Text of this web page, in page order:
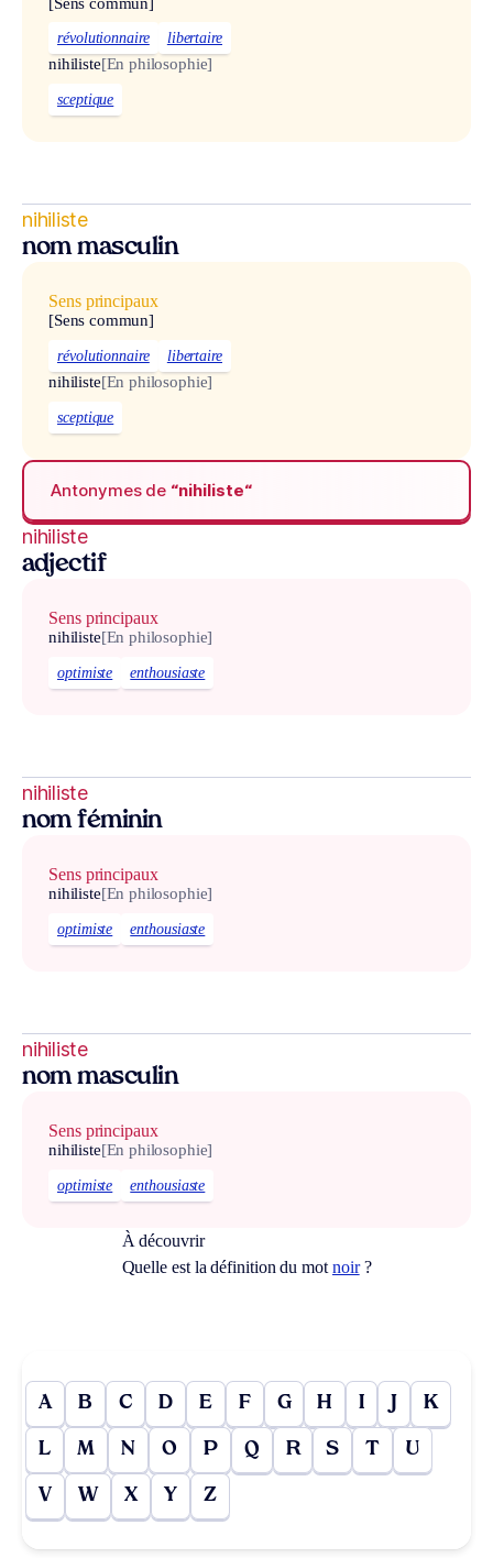
révolutionnaire libertaire
nihiliste[En philosophie]
sceptique
nihiliste
nom masculin
Sens principaux
[Sens commun]
révolutionnaire libertaire
nihiliste[En philosophie]
sceptique
Antonymes de “nihiliste“
nihiliste
adjectif
Sens principaux
nihiliste[En philosophie]
optimiste enthousiaste
nihiliste
nom féminin
Sens principaux
nihiliste[En philosophie]
optimiste enthousiaste
nihiliste
nom masculin
Sens principaux
nihiliste[En philosophie]
optimiste enthousiaste
À découvrir
Quelle est la définition du mot noir?
A B C D E F G H I J K
L M N O P Q R S T U
V W X Y Z